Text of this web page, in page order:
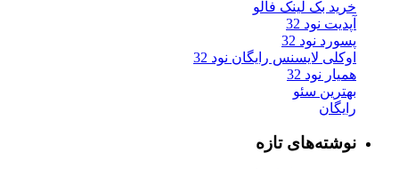
خرید بک لینک فالو
آپدیت نود 32
پسورد نود 32
اوکلی لایسنس رایگان نود 32
همیار نود 32
بهترین سئو
رایگان
نوشته‌های تازه